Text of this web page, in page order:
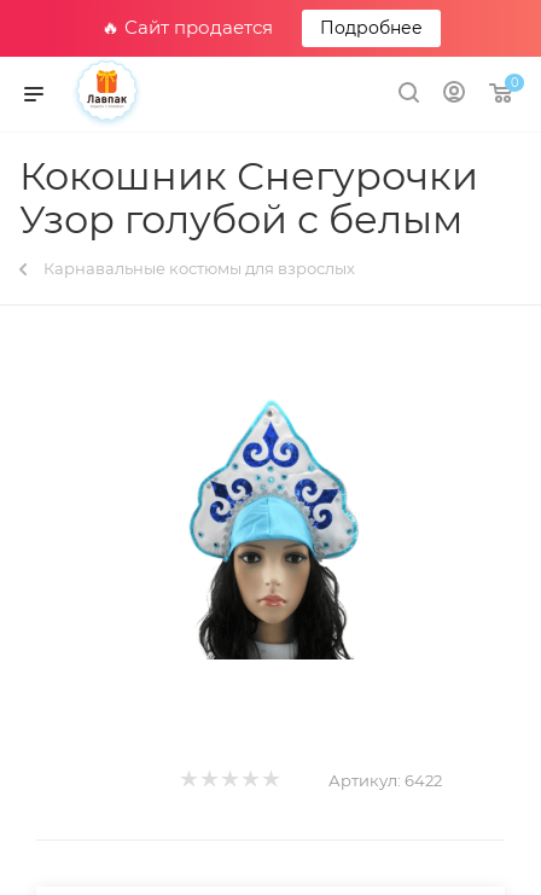
🔥 Сайт продается Подробнее
0
Кокошник Снегурочки
Узор голубой с белым
Карнавальные костюмы для взрослых
Артикул: 6422